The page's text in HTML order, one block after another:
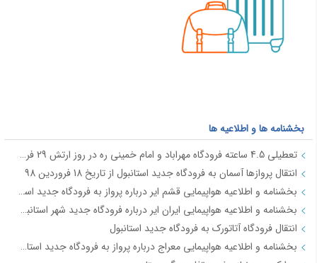
بخشنامه ها و اطلاعیه ها
تعطیلی 4.5 ساعته فرودگاه مهراباد و امام خمینی ره در روز ارتش 29 فروردین
انتقال پروازها آسمان به فرودگاه جدید استانبول از تاریخ 18 فروردین 98
بخشنامه و اطلاعیه هواپیمایی قشم ایر درباره پرواز به فرودگاه جدید استانبول از تاریخ 18فروردین 98
بخشنامه و اطلاعیه هواپیمایی ایران ایر درباره فرودگاه جدید شهر استانبول IR2712
انتقال فرودگاه آتاتورک به فرودگاه جدید استانبول
بخشنامه و اطلاعیه هواپیمایی معراج درباره پرواز به فرودگاه جدید استانبول از تاریخ 18فروردین 98 JI4740-4